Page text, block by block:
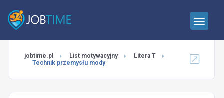
jobtime.pl List motywacyjny
Litera T
Technik przemysłu mody